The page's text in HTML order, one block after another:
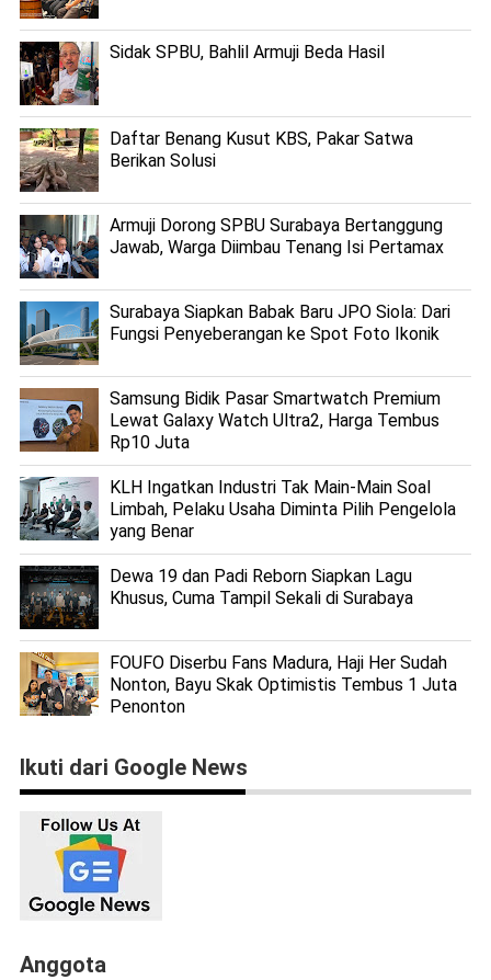
Sidak SPBU, Bahlil Armuji Beda Hasil
Daftar Benang Kusut KBS, Pakar Satwa
Berikan Solusi
Armuji Dorong SPBU Surabaya Bertanggung
Jawab, Warga Diimbau Tenang Isi Pertamax
Surabaya Siapkan Babak Baru JPO Siola: Dari
Fungsi Penyeberangan ke Spot Foto Ikonik
Samsung Bidik Pasar Smartwatch Premium
Lewat Galaxy Watch Ultra2, Harga Tembus
Rp10 Juta
KLH Ingatkan Industri Tak Main-Main Soal
Limbah, Pelaku Usaha Diminta Pilih Pengelola
yang Benar
Dewa 19 dan Padi Reborn Siapkan Lagu
Khusus, Cuma Tampil Sekali di Surabaya
FOUFO Diserbu Fans Madura, Haji Her Sudah
Nonton, Bayu Skak Optimistis Tembus 1 Juta
Penonton
Ikuti dari Google News
Anggota